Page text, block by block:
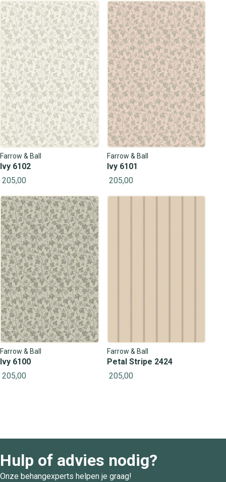
Farrow & Ball
Ivy 6102
205,00
Farrow & Ball
Ivy 6101
205,00
Farrow & Ball
Ivy 6100
205,00
Farrow & Ball
Petal Stripe 2424
205,00
Hulp of advies nodig?
Onze behangexperts helpen je graag!